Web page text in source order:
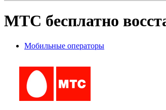
МТС бесплатно
Мобильные операторы